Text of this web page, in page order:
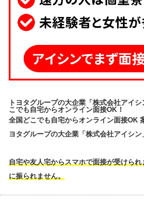
トヨタグループの大企業「株式会社アイ
こでも自宅からオンライン面接OK！
全国どこでも自宅からオンライン面接OK
ヨタグループの大企業「株式会社アイシン
自宅や友人宅からスマホで面接が受けら
に振られません。